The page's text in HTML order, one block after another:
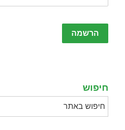
Please
leave
חיפוש